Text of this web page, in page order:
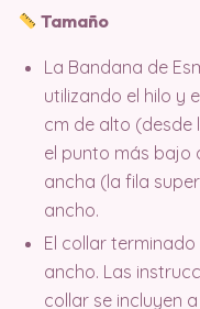
Tamaño
La Bandana de
utilizando el hilo y
cm de alto (desde
el punto más bajo
ancha (la fila
ancho.
El collar
ancho. Las
collar se incluyen